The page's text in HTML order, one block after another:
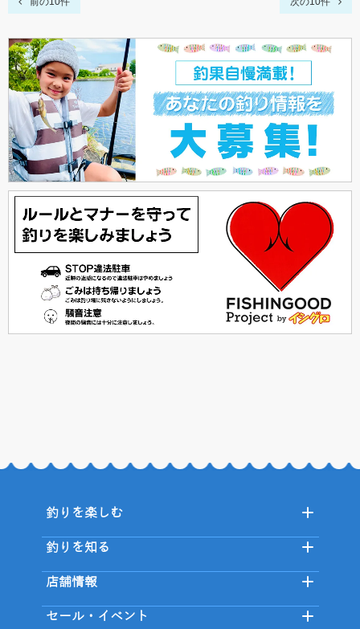
釣りを楽しむ
釣りを知る
店舗情報
セール・イベント